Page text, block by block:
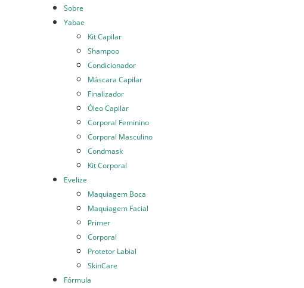
Sobre
Yabae
Kit Capilar
Shampoo
Condicionador
Máscara Capilar
Finalizador
Óleo Capilar
Corporal Feminino
Corporal Masculino
Condmask
Kit Corporal
Evelize
Maquiagem Boca
Maquiagem Facial
Primer
Corporal
Protetor Labial
SkinCare
Fórmula